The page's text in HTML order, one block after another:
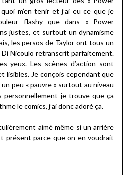
quoi m’en tenir et j’ai eu ce que je
flashy que dans « Power
justes, et surtout un dynamisme
les persos de Taylor ont tous un
Nicoulo retranscrit parfaitement.
yeux. Les scènes d’action sont
lisibles. Je conçois cependant que
peu « pauvre » surtout au niveau
personnellement je trouve que ça
le comics, j’ai donc adoré ça.
aimé même si un arrière
présent parce que on en voudrait